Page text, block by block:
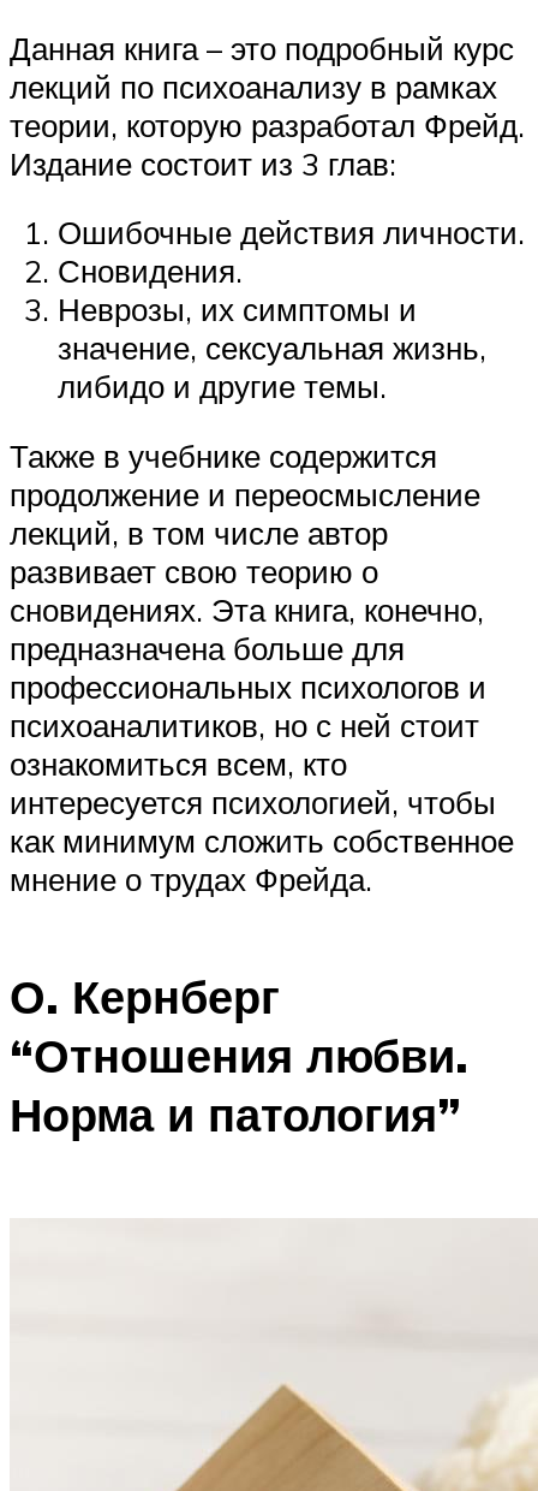
Данная книга – это подробный курс
лекций по психоанализу в рамках
теории, которую разработал Фрейд.
Издание состоит из 3 глав:
Ошибочные действия личности.
Сновидения.
Неврозы, их симптомы и
значение, сексуальная жизнь,
либидо и другие темы.
Также в учебнике содержится
продолжение и переосмысление
лекций, в том числе автор
развивает свою теорию о
сновидениях. Эта книга, конечно,
предназначена больше для
профессиональных психологов и
психоаналитиков, но с ней стоит
ознакомиться всем, кто
интересуется психологией, чтобы
как минимум сложить собственное
мнение о трудах Фрейда.
О. Кернберг
“Отношения любви.
Норма и патология”